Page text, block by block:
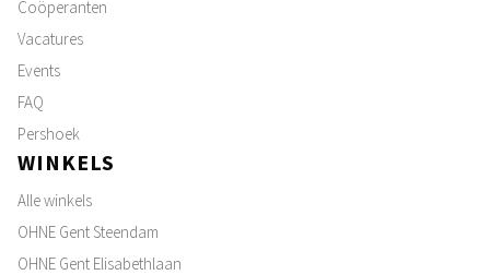
Coöperanten
Vacatures
Events
FAQ
Pershoek
WINKELS
Alle winkels
OHNE Gent Steendam
OHNE Gent Elisabethlaan